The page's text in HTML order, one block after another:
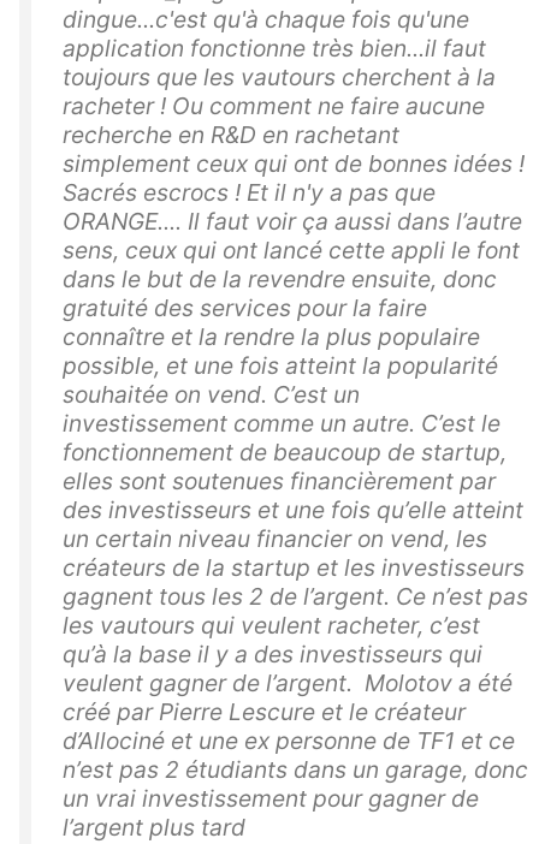
dingue...c'est qu'à chaque fois qu'une
application fonctionne très bien...il faut
toujours que les vautours cherchent à la
racheter ! Ou comment ne faire aucune
recherche en R&D en rachetant
simplement ceux qui ont de bonnes idées !
Sacrés escrocs ! Et il n'y a pas que
ORANGE.... Il faut voir ça aussi dans l’autre
sens, ceux qui ont lancé cette appli le font
dans le but de la revendre ensuite, donc
gratuité des services pour la faire
connaître et la rendre la plus populaire
possible, et une fois atteint la popularité
souhaitée on vend. C’est un
investissement comme un autre. C’est le
fonctionnement de beaucoup de startup,
elles sont soutenues financièrement par
des investisseurs et une fois qu’elle atteint
un certain niveau financier on vend, les
créateurs de la startup et les investisseurs
gagnent tous les 2 de l’argent. Ce n’est pas
les vautours qui veulent racheter, c’est
qu’à la base il y a des investisseurs qui
veulent gagner de l’argent. Molotov a été
créé par Pierre Lescure et le créateur
d’Allociné et une ex personne de TF1 et ce
n’est pas 2 étudiants dans un garage, donc
un vrai investissement pour gagner de
l’argent plus tard